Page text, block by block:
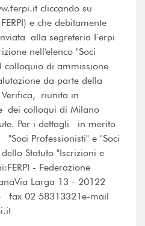
cliccando su
e che debitamente
alla segreteria Ferpi
nell'elenco "Soci
colloquio di ammissione
da parte della
riunita in
dei colloqui di Milano
Per i dettagli in merito
Professionisti" e "Soci
Statuto "Iscrizioni e
- Federazione
Larga 13 - 20122
fax 02 58313321e-mail